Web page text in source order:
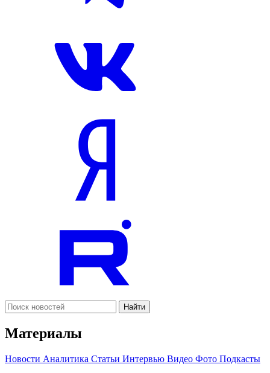
Найти
Материалы
Новости Аналитика Статьи Интервью Видео Фото Подкасты